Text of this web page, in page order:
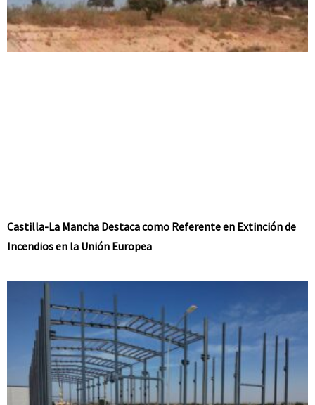
Castilla-La Mancha Destaca como Referente en Extinción de
Incendios en la Unión Europea